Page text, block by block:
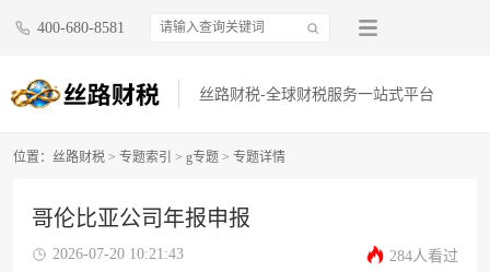
400-680-8581
丝路财税-全球财税服务一站式平台
位置： 丝路财税 > 专题索引 > g专题 > 专题详情
哥伦比亚公司年报申报
2026-07-20 10:21:43 284人看过